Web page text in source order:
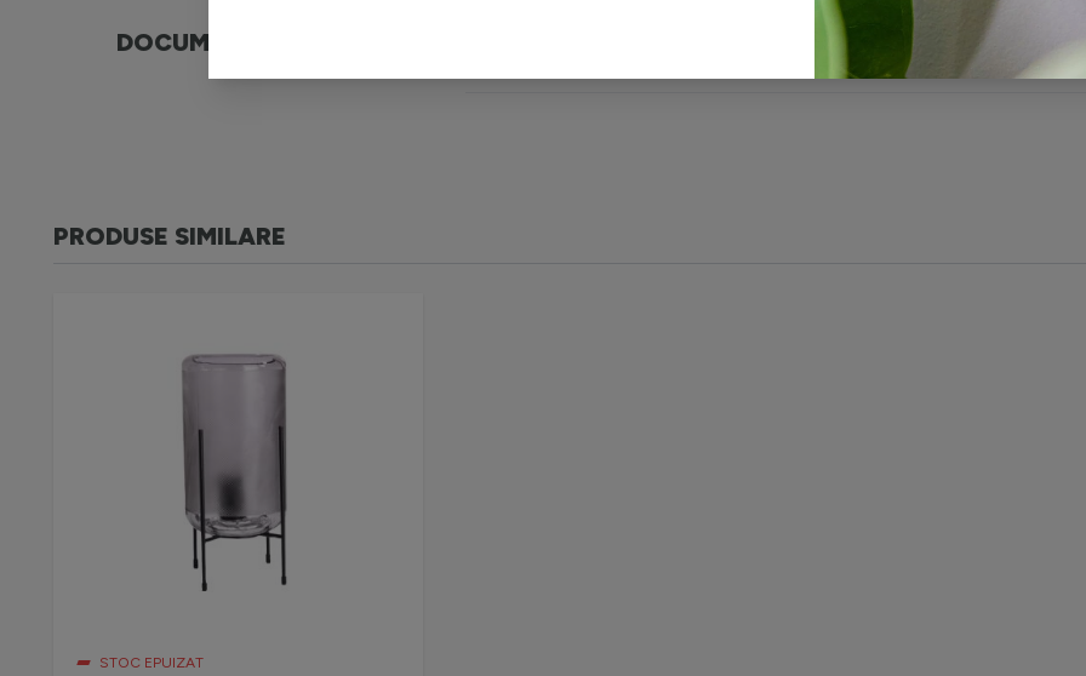
DOCUMENTE
Warranty & assembly intructions LOLITA TL1 KL108030
PRODUSE SIMILARE
STOC EPUIZAT